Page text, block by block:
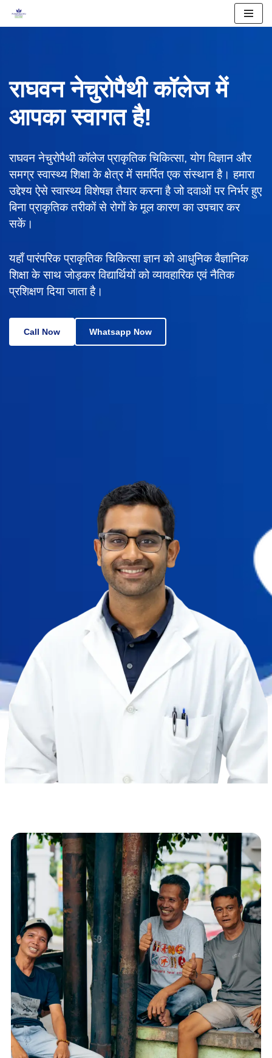
राघवन नेचुरोपैथी कॉलेज में
आपका स्वागत है!
राघवन नेचुरोपैथी कॉलेज प्राकृतिक चिकित्सा, योग विज्ञान और
समग्र स्वास्थ्य शिक्षा के क्षेत्र में समर्पित एक संस्थान है। हमारा
उद्देश्य ऐसे स्वास्थ्य विशेषज्ञ तैयार करना है जो दवाओं पर निर्भर हुए
बिना प्राकृतिक तरीकों से रोगों के मूल कारण का उपचार कर
सकें।
यहाँ पारंपरिक प्राकृतिक चिकित्सा ज्ञान को आधुनिक वैज्ञानिक
शिक्षा के साथ जोड़कर विद्यार्थियों को व्यावहारिक एवं नैतिक
प्रशिक्षण दिया जाता है।
Call Now Whatsapp Now